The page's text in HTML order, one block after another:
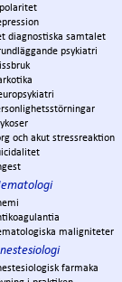
diagnostiska samtalet
psykiatri
och akut stressreaktion
maligniteter
farmaka